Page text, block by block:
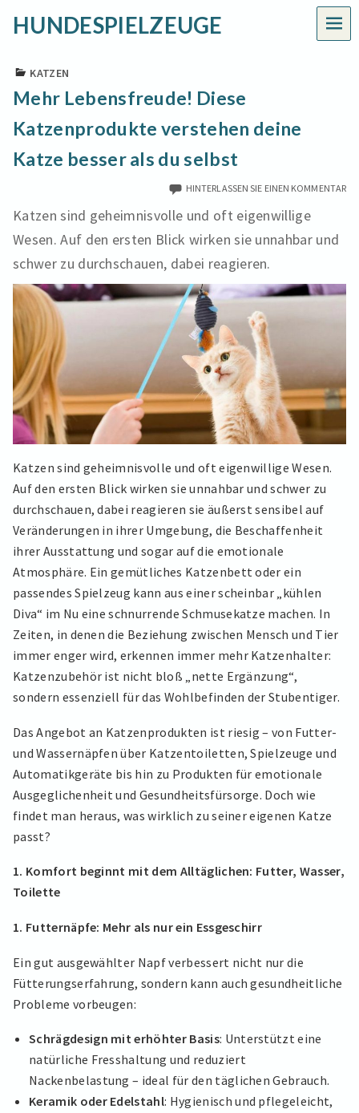
HUNDESPIELZEUGE
KATZEN
Mehr Lebensfreude! Diese
Katzenprodukte verstehen deine
Katze besser als du selbst
HINTERLASSEN SIE EINEN KOMMENTAR
Katzen sind geheimnisvolle und oft eigenwillige
Wesen. Auf den ersten Blick wirken sie unnahbar und
schwer zu durchschauen, dabei reagieren.
Katzen sind geheimnisvolle und oft eigenwillige Wesen.
Auf den ersten Blick wirken sie unnahbar und schwer zu
durchschauen, dabei reagieren sie äußerst sensibel auf
Veränderungen in ihrer Umgebung, die Beschaffenheit
ihrer Ausstattung und sogar auf die emotionale
Atmosphäre. Ein gemütliches Katzenbett oder ein
passendes Spielzeug kann aus einer scheinbar „kühlen
Diva“ im Nu eine schnurrende Schmusekatze machen. In
Zeiten, in denen die Beziehung zwischen Mensch und Tier
immer enger wird, erkennen immer mehr Katzenhalter:
Katzenzubehör ist nicht bloß „nette Ergänzung“,
sondern essenziell für das Wohlbefinden der Stubentiger.
Das Angebot an Katzenprodukten ist riesig – von Futter-
und Wassernäpfen über Katzentoiletten, Spielzeuge und
Automatikgeräte bis hin zu Produkten für emotionale
Ausgeglichenheit und Gesundheitsfürsorge. Doch wie
findet man heraus, was wirklich zu seiner eigenen Katze
passt?
1. Komfort beginnt mit dem Alltäglichen: Futter, Wasser,
Toilette
1. Futternäpfe: Mehr als nur ein Essgeschirr
Ein gut ausgewählter Napf verbessert nicht nur die
Fütterungserfahrung, sondern kann auch gesundheitliche
Probleme vorbeugen:
Schrägdesign mit erhöhter Basis: Unterstützt eine
natürliche Fresshaltung und reduziert
Nackenbelastung – ideal für den täglichen Gebrauch.
Keramik oder Edelstahl: Hygienisch und pflegeleicht,